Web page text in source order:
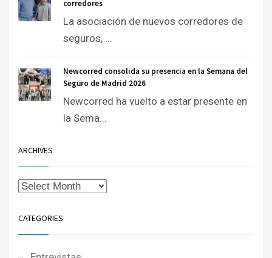
corredores
La asociación de nuevos corredores de
seguros, ...
Newcorred consolida su presencia en la Semana del
Seguro de Madrid 2026
Newcorred ha vuelto a estar presente en
la Sema...
ARCHIVES
CATEGORIES